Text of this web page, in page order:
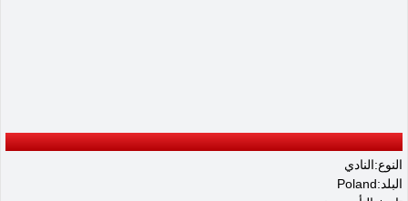
النوع:النادي
البلد:Poland